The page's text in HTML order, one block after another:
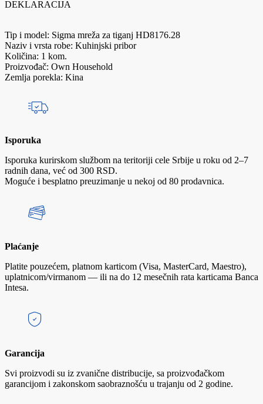
DEKLARACIJA
Tip i model: Sigma mreža za tiganj HD8176.28
Naziv i vrsta robe: Kuhinjski pribor
Količina: 1 kom.
Proizvođač: Own Household
Zemlja porekla: Kina
Isporuka
Isporuka kurirskom službom na teritoriji cele Srbije u roku od 2–7
radnih dana, već od 300 RSD.
Moguće i besplatno preuzimanje u nekoj od 80 prodavnica.
Plaćanje
Platite pouzećem, platnom karticom (Visa, MasterCard, Maestro),
uplatnicom/virmanom — ili na do 12 mesečnih rata karticama Banca
Intesa.
Garancija
Svi proizvodi su iz zvanične distribucije, sa proizvođačkom
garancijom i zakonskom saobraznošću u trajanju od 2 godine.